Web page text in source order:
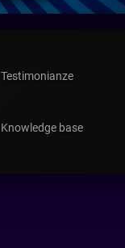
Testimonianze
Knowledge base